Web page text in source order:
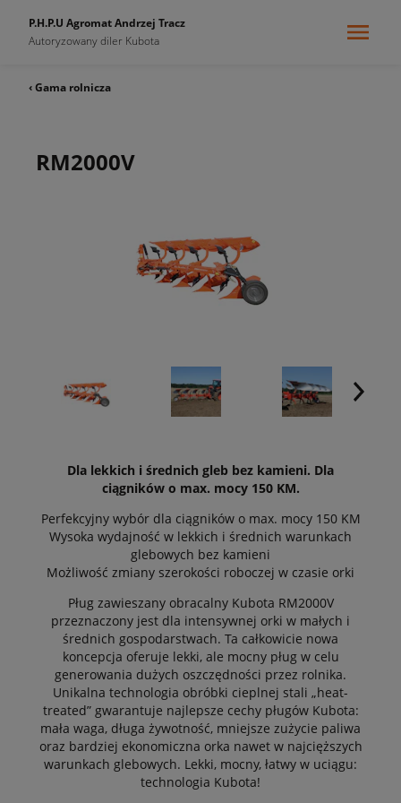
P.H.P.U Agromat Andrzej Tracz
Autoryzowany diler Kubota
‹ Gama rolnicza
RM2000V
Dla lekkich i średnich gleb bez kamieni. Dla
ciągników o max. mocy 150 KM.
Perfekcyjny wybór dla ciągników o max. mocy 150 KM
Wysoka wydajność w lekkich i średnich warunkach
glebowych bez kamieni
Możliwość zmiany szerokości roboczej w czasie orki
Pług zawieszany obracalny Kubota RM2000V
przeznaczony jest dla intensywnej orki w małych i
średnich gospodarstwach. Ta całkowicie nowa
koncepcja oferuje lekki, ale mocny pług w celu
generowania dużych oszczędności przez rolnika.
Unikalna technologia obróbki cieplnej stali „heat-
treated” gwarantuje najlepsze cechy pługów Kubota:
mała waga, długa żywotność, mniejsze zużycie paliwa
oraz bardziej ekonomiczna orka nawet w najcięższych
warunkach glebowych. Lekki, mocny, łatwy w uciągu:
technologia Kubota!